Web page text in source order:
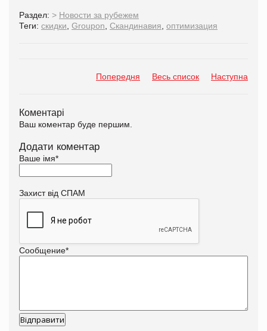
Раздел: > Новости за рубежем
Теги: скидки Groupon Скандинавия оптимизация
Попередня Весь список Наступна
Коментарі
Ваш коментар буде першим.
Додати коментар
Ваше імя*
Захист від СПАМ
Сообщение*